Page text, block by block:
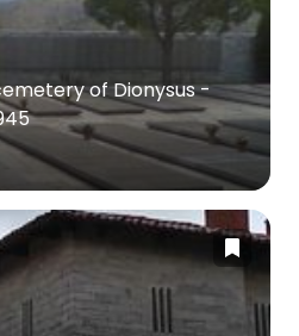
of Dionysus -